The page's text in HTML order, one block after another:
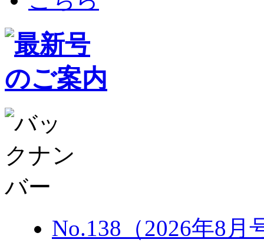
No.138（2026年8月